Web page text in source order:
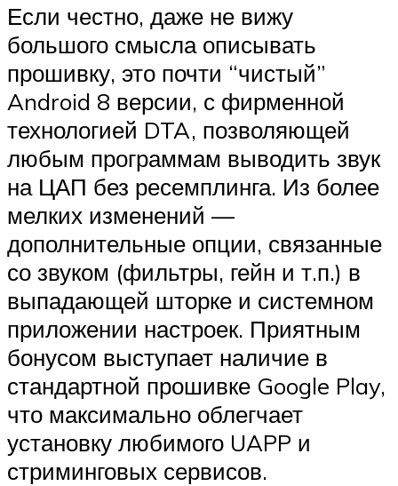
Если честно, даже не вижу
большого смысла описывать
прошивку, это почти “чистый”
Android 8 версии, с фирменной
технологией DTA, позволяющей
любым программам выводить звук
на ЦАП без ресемплинга. Из более
мелких изменений —
дополнительные опции, связанные
со звуком (фильтры, гейн и т.п.) в
выпадающей шторке и системном
приложении настроек. Приятным
бонусом выступает наличие в
стандартной прошивке Google Play,
что максимально облегчает
установку любимого UAPP и
стриминговых сервисов.